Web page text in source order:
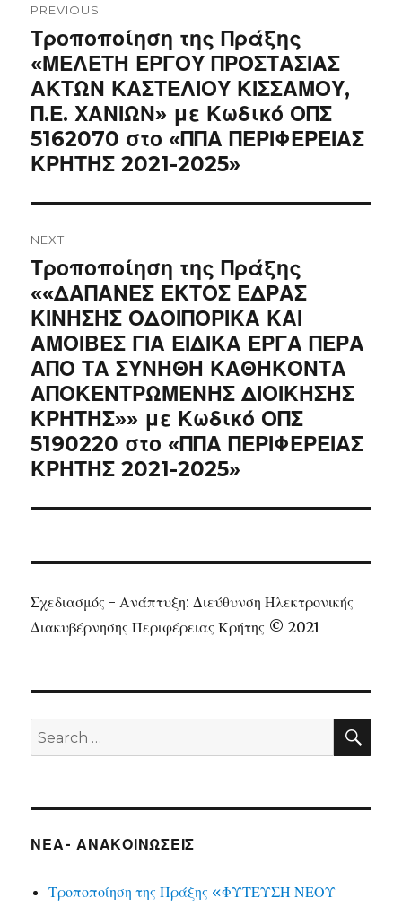
navigation
PREVIOUS
Previous
post:
Τροποποίηση της Πράξης
«ΜΕΛΕΤΗ ΕΡΓΟΥ ΠΡΟΣΤΑΣΙΑΣ
ΑΚΤΩΝ ΚΑΣΤΕΛΙΟΥ ΚΙΣΣΑΜΟΥ,
Π.Ε. ΧΑΝΙΩΝ» με Κωδικό ΟΠΣ
5162070 στο «ΠΠΑ ΠΕΡΙΦΕΡΕΙΑΣ
ΚΡΗΤΗΣ 2021-2025»
NEXT
Next
post:
Τροποποίηση της Πράξης
««ΔΑΠΑΝΕΣ ΕΚΤΟΣ ΕΔΡΑΣ
ΚΙΝΗΣΗΣ ΟΔΟΙΠΟΡΙΚΑ ΚΑΙ
ΑΜΟΙΒΕΣ ΓΙΑ ΕΙΔΙΚΑ ΕΡΓΑ ΠΕΡΑ
ΑΠΟ ΤΑ ΣΥΝΗΘΗ ΚΑΘΗΚΟΝΤΑ
ΑΠΟΚΕΝΤΡΩΜΕΝΗΣ ΔΙΟΙΚΗΣΗΣ
ΚΡΗΤΗΣ»» με Κωδικό ΟΠΣ
5190220 στο «ΠΠΑ ΠΕΡΙΦΕΡΕΙΑΣ
ΚΡΗΤΗΣ 2021-2025»
Σχεδιασμός - Ανάπτυξη: Διεύθυνση Ηλεκτρονικής
Διακυβέρνησης Περιφέρειας Κρήτης © 2021
Search
for:
ΝΕΑ- ΑΝΑΚΟΙΝΩΣΕΙΣ
Τροποποίηση της Πράξης «ΦΥΤΕΥΣΗ ΝΕΟΥ